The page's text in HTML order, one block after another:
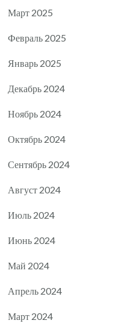
Март 2025
Февраль 2025
Январь 2025
Декабрь 2024
Ноябрь 2024
Октябрь 2024
Сентябрь 2024
Август 2024
Июль 2024
Июнь 2024
Май 2024
Апрель 2024
Март 2024